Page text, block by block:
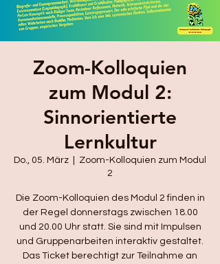
Zoom-Kolloquien
zum Modul 2:
Sinnorientierte
Lernkultur
Do., 05. März
Zoom-Kolloquien zum Modul
2
Die Zoom-Kolloquien des Modul 2 finden in
der Regel donnerstags zwischen 18.00
und 20.00 Uhr statt. Sie sind mit Impulsen
und Gruppenarbeiten interaktiv gestaltet.
Das Ticket berechtigt zur Teilnahme an